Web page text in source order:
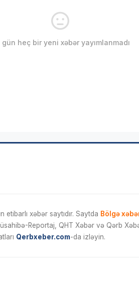
gün heç bir yeni xəbər yayımlanmadı
xəbər saytıdır. Saytda Bölgə
Reportaj, QHT Xəbər və Qərb
Qerbxeber.com-da izləyin.